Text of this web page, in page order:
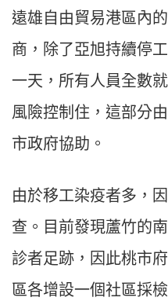
遠雄自由貿易港區內
商，除了亞旭持續停
一天，所有人員全數
風險控制住，這部分
市政府協助。
由於移工染疫者多，
查。目前發現蘆竹的
診者足跡，因此桃市
區各增設一個社區採